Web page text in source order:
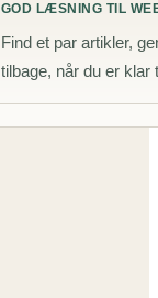
GOD LÆSNING TIL
Find et par artikler,
tilbage, når du er